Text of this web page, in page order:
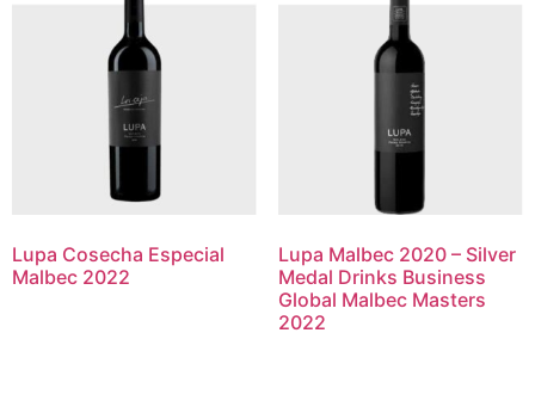
Lupa Cosecha Especial
Malbec 2022
Lupa Malbec 2020 – Silver
Medal Drinks Business
Global Malbec Masters
2022